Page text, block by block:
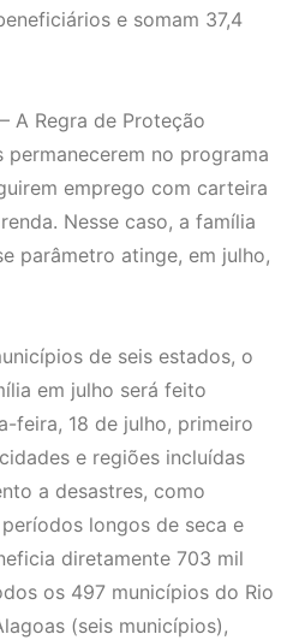
e somam 37,4
A Regra de Proteção
no programa
emprego com carteira
Nesse caso, a família
parâmetro atinge, em julho,
de seis estados, o
em julho será feito
feira, 18 de julho, primeiro
e regiões incluídas
a desastres, como
longos de seca e
diretamente 703 mil
os 497 municípios do Rio
(seis municípios),